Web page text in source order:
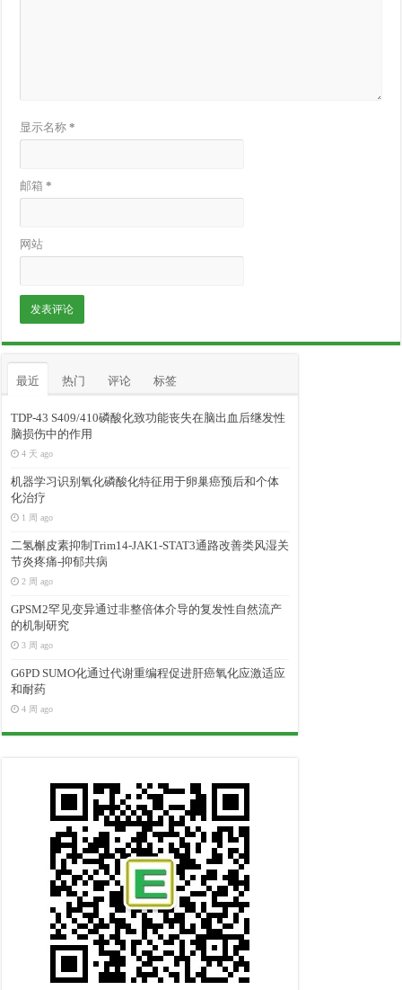
显示名称*
邮箱*
网站
最近 热门 评论 标签
TDP-43 S409/410磷酸化致功能丧失在脑出血后继发性
脑损伤中的作用
4 天 ago
机器学习识别氧化磷酸化特征用于卵巢癌预后和个体
化治疗
1 周 ago
二氢槲皮素抑制Trim14-JAK1-STAT3通路改善类风湿关
节炎疼痛-抑郁共病
2 周 ago
GPSM2罕见变异通过非整倍体介导的复发性自然流产
的机制研究
3 周 ago
G6PD SUMO化通过代谢重编程促进肝癌氧化应激适应
和耐药
4 周 ago